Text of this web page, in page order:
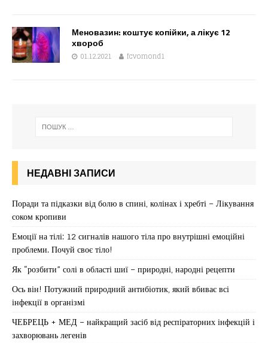
Меновазин: коштує копійки, а лікує 12
хвороб
01.12.2021 fcvomond1
НЕДАВНІ ЗАПИСИ
Поради та підказки від болю в спині, колінах і хребті – Лікування
соком кропиви
Емоції на тілі: 12 сигналів нашого тіла про внутрішні емоційні
проблеми. Почуй своє тіло!
Як “розбити” солі в області шиї – природні, народні рецепти
Ось він! Потужний природний антибіотик, який вбиває всі
інфекції в організмі
ЧЕБРЕЦЬ + МЕД – найкращий засіб від респіраторних інфекцій і
захворювань легенів